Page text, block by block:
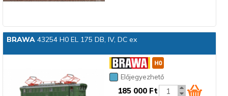
BRAWA43254 H0 EL 175 DB, IV, DC ex
Előjegyezhető
185 000 Ft